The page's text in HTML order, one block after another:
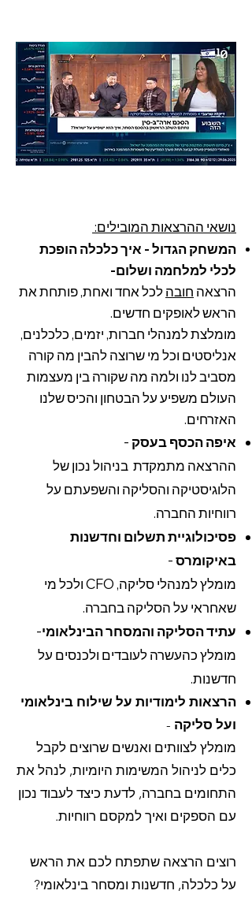
:נושאי ההרצאות המובילים
המשחק הגדול - איך כלכלה הופכת
לכלי למלחמה ושלום-
הרצאה חובהלכל אחד ואחת, פותחת את
הראש לאופקים חדשים.
מומלצת למנהלי חברות, יזמים,כלכלנים,
אנליסטים וכל מי שרוצה להבין מה קורה
מסביב לנו ולמה מה שקורה בין מעצמות
העולם משפיע על הבטחון והכיס שלנו
האזרחים.
איפה הכסף בעסק -
ההרצאה מתמקדת בניהול נכון של
הלוגיסטיקה והסליקה והשפעתם על
רווחיות החברה.
פסיכולוגיית תשלום וחדשנות
באיקומרס-
מומלץ למנהלי סליקה, CFO ולכל מי
שאחראי על הסליקה בחברה.
עתיד הסליקה והמסחר הבינלאומי-
מומלץ כהעשרה לעובדים ולכנסים על
חדשנות.
הרצאות לימודיות על שילוח בינלאומי
ועל סליקה -
מומלץ לצוותים ואנשים שרוצים לקבל
כלים לניהול המשימות היומיות, לנהל את
התחומים בחברה, לדעת כיצד לעבוד נכון
עם הספקים ואיך למקסם רווחיות.
רוצים הרצאה שתפתח לכם את הראש
על כלכלה, חדשנות ומסחר בינלאומי?